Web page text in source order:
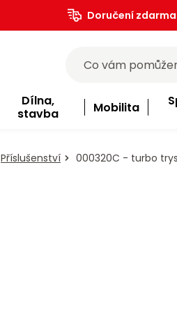
Doručení
Dílna,
stavba
Mobilita
Příslušenství 000320C - turbo